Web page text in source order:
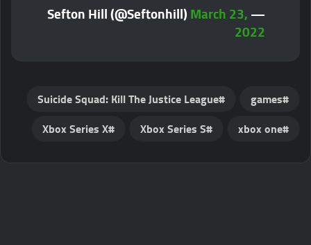
— Sefton Hill (@Seftonhill)
March 23,
2022
games
Suicide Squad: Kill The Justice League
xbox one
Xbox Series S
Xbox Series X